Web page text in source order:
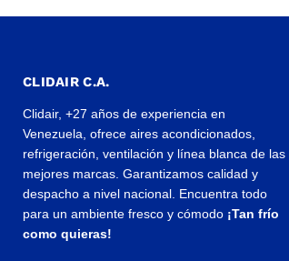
CLIDAIR C.A.
Clidair, +27 años de experiencia en
Venezuela, ofrece aires acondicionados,
refrigeración, ventilación y línea blanca de las
mejores marcas. Garantizamos calidad y
despacho a nivel nacional. Encuentra todo
para un ambiente fresco y cómodo ¡Tan frío
como quieras!